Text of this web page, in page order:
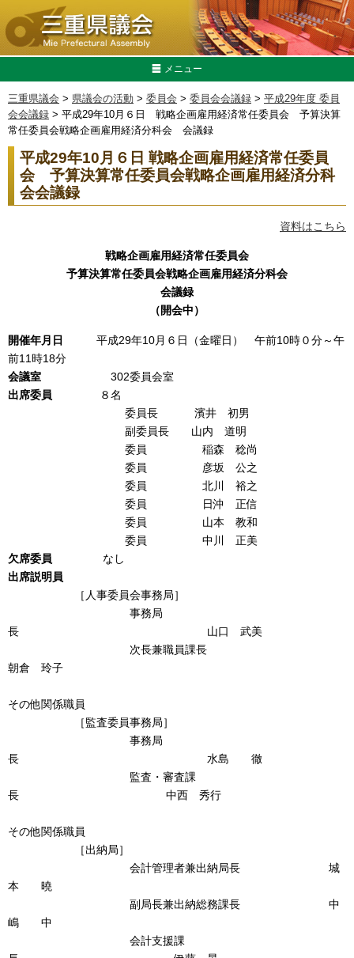
メニュー
三重県議会 > 県議会の活動 > 委員会 > 委員会会議録 > 平成29年度 委員
会会議録 > 平成29年10月６日 戦略企画雇用経済常任委員会 予算決算
常任委員会戦略企画雇用経済分科会 会議録
平成29年10月６日 戦略企画雇用経済常任委員
会 予算決算常任委員会戦略企画雇用経済分科
会会議録
資料はこちら
戦略企画雇用経済常任委員会
予算決算常任委員会戦略企画雇用経済分科会
会議録
（開会中）
開催年月日
平成29年10月６日（金曜日） 午前10時０分～午
前11時18分
会議室 302委員会室
出席委員 ８名
委員長 濱井 初男
副委員長 山内 道明
委員 稲森 稔尚
委員 彦坂 公之
委員 北川 裕之
委員 日沖 正信
委員 山本 教和
委員 中川 正美
欠席委員 なし
出席説明員
［人事委員会事務局］
事務局
長 山口 武美
次長兼職員課長
朝倉 玲子
その他関係職員
［監査委員事務局］
事務局
長 水島 徹
監査・審査課
長 中西 秀行
その他関係職員
［出納局］
会計管理者兼出納局長 城
本 曉
副局長兼出納総務課長 中
嶋 中
会計支援課